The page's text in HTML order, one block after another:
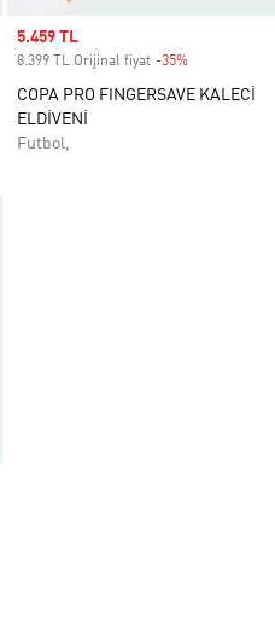
Sale price
5.459 TL
8.399 TL Orijinal fiyat -35%
COPA PRO FINGERSAVE KALECİ
ELDİVENİ
Futbol,